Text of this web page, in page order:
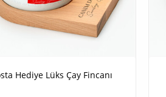
Hediye Lüks Çay Fincanı